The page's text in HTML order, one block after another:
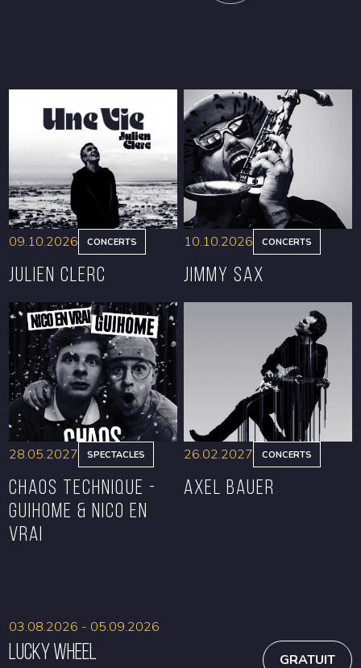
RÉSERVER
09.10.2026 CONCERTS
Julien Clerc
RÉSERVER
10.10.2026 CONCERTS
Jimmy Sax
28.05.2027 SPECTACLES
CHAOS TECHNIQUE -
GUIHOME & NICO EN
VRAI
26.02.2027 CONCERTS
Axel Bauer
Lucky Wheel
03.08.2026 - 05.09.2026
GRATUIT